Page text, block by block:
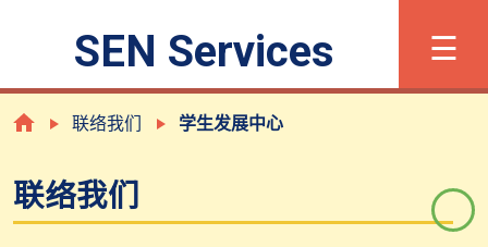
×
字体大小 繁
甚麽是有特殊学习需要？
SEN Services ☰
联络我们 学生发展中心
联络我们